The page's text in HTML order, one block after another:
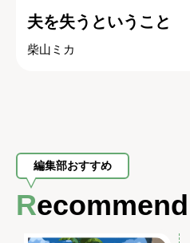
夫を失うということ
柴山ミカ
編集部おすすめ
Recommend